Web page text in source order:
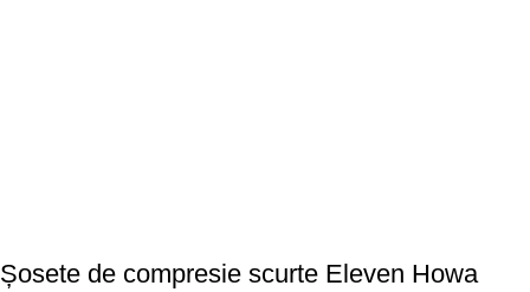
Șosete de compresie scurte Eleven Howa